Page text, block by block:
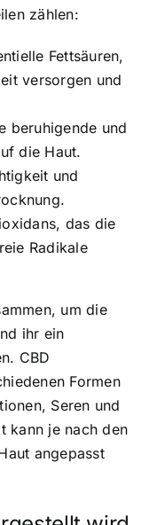
zählen:
Fettsäuren,
versorgen und
beruhigende und
die Haut.
und
das die
Radikale
um die
ihr ein
CBD
Formen
Seren und
kann je nach den
angepasst